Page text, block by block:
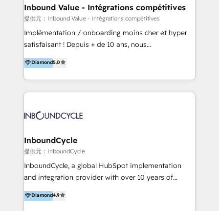
90分程度） -現状課題の抽出、現実的な目標の確認 -要
件整理、必要十分なHubSpot製品の組合せのご提案 -お
見積り提示・ご承認、スケジュール決定、プロジェクト
キックオフ -マーケティング戦略策定（KGI）、ウェブ
戦略・戦術の設計（KPI） -全体導線遷移設計、ビジュ
プレート構築（CMS Hub） -顧客ライフサイクルステ
義・構築（Marketing Hub） -営業パイプラインの定
（Salesforce,SanSan,freeeなどとのデータ連携） -テ
スト公開・ブラウザチェック -本番公開、操作レクチャ
ー・マニュアル作成 -運用支援開始 ーーーーーーーーー
ーーーーーーーーーーーーーーーーーーーーー まずは
ハブワンにお気軽にご相談ください。
らはじめるBtoB営業DX BtoB営業もここまでデジタル
化できる! 」を出版いたしました。 HubSpotの導入／
活用支援以外にも、下記のようなサービスを提供してい
ます。 - ABMターゲット定義 / リスト作成 - カスタマ
着 - WEB / LP / BtoB-EC制作 - WEB広告(Google/FB
他)運用 - 記事コンテンツ / 動画制作 - インサイドセー
織構築
Inbound Value - Intégrations compétitives
提供元：Inbound Value - Intégrations compétitives
Implémentation / onboarding moins cher et hyper
satisfaisant ! Depuis + de 10 ans, nous
accompagnons des entreprises dans
l’automatisation de leur croissance digitale via
HubSpot avec une approche compétitive. Nous
aidons nos clients à générer plus de RDV en
sommes une agence d’Inbound marketing et sales à
Diamond5.0
InboundCycle
提供元：InboundCycle
InboundCycle, a global HubSpot implementation
and integration provider with over 10 years of
experience, serves businesses in diverse industries.
With offices in Spain, Chile, Mexico, and Brazil, our
Diamond4.9